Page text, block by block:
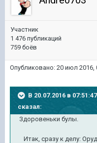
Участник
1 476 публикаций
759 боёв
Опубликовано: 20 июл 2016,
В 20.07.2016 в
сказал:
Здоровеньки булы.
Итак, сразу к делу: